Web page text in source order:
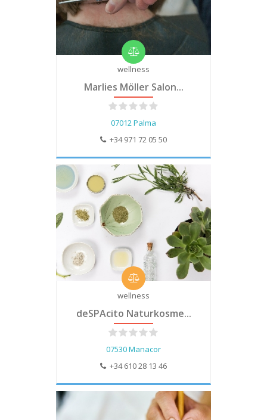
wellness
Marlies Möller Salon...
07012 Palma
+34 971 72 05 50
wellness
deSPAcito Naturkosme...
07530 Manacor
+34 610 28 13 46